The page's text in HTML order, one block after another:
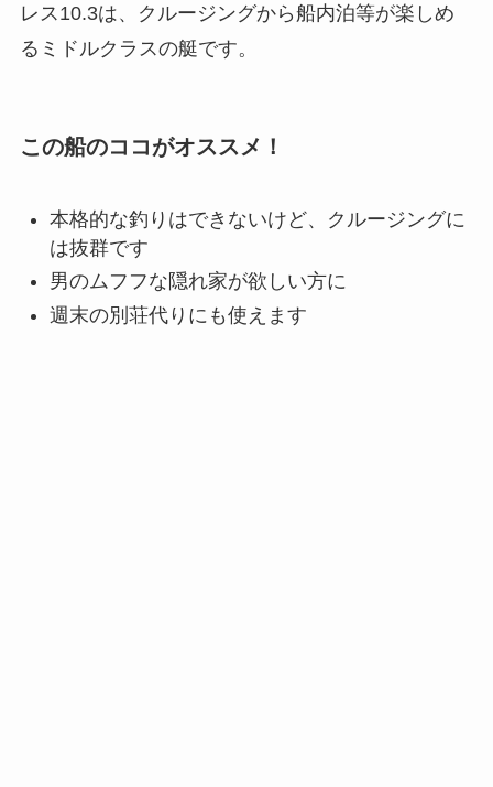
レス10.3は、クルージングから船内泊等が楽しめ
るミドルクラスの艇です。
この船のココがオススメ！
本格的な釣りはできないけど、クルージングに
は抜群です
男のムフフな隠れ家が欲しい方に
週末の別荘代りにも使えます